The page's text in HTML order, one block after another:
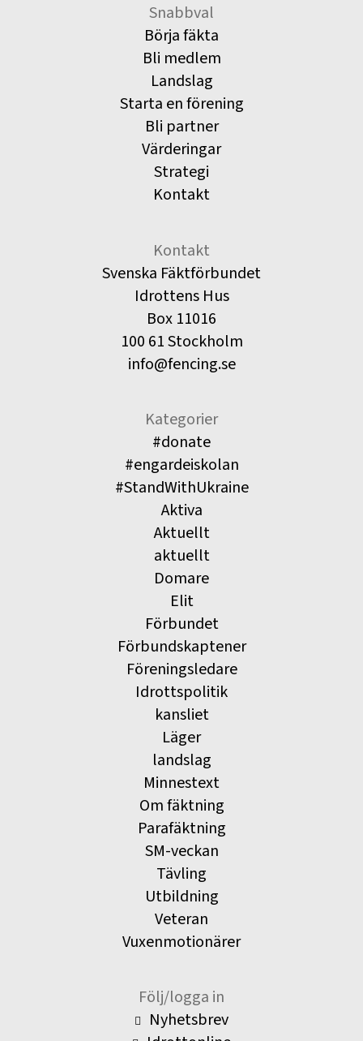
Snabbval
Börja fäkta
Bli medlem
Landslag
Starta en förening
Bli partner
Värderingar
Strategi
Kontakt
Kontakt
Svenska Fäktförbundet
Idrottens Hus
Box 11016
100 61 Stockholm
info@fencing.se
Kategorier
#donate
#engardeiskolan
#StandWithUkraine
Aktiva
Aktuellt
aktuellt
Domare
Elit
Förbundet
Förbundskaptener
Föreningsledare
Idrottspolitik
kansliet
Läger
landslag
Minnestext
Om fäktning
Parafäktning
SM-veckan
Tävling
Utbildning
Veteran
Vuxenmotionärer
Följ/logga in
Nyhetsbrev